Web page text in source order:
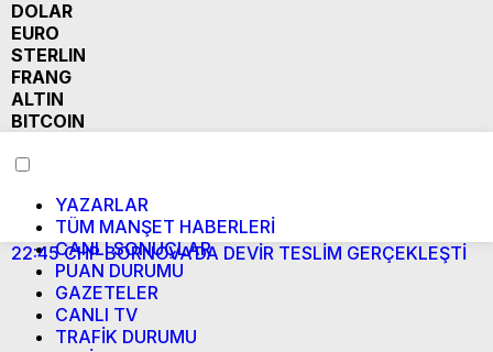
DOLAR
EURO
STERLIN
FRANG
ALTIN
BITCOIN
YAZARLAR
TÜM MANŞET HABERLERİ
CANLI SONUÇLAR
PUAN DURUMU
GAZETELER
CANLI TV
TRAFİK DURUMU
22:45 CHP BORNOVA’DA DEVİR TESLİM GERÇEKLEŞTİ